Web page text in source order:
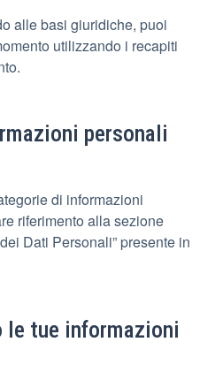
alle basi giuridiche, puoi
utilizzando i recapiti
personali
di informazioni
riferimento alla sezione
Dati Personali” presente in
le tue informazioni